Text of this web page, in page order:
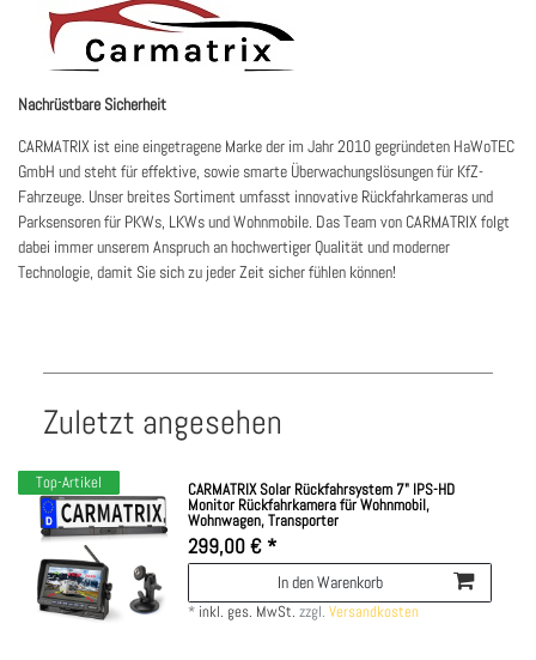
Nachrüstbare Sicherheit
CARMATRIX ist eine eingetragene Marke der im Jahr 2010 gegründeten HaWoTEC
GmbH und steht für effektive, sowie smarte Überwachungslösungen für KfZ-
Fahrzeuge. Unser breites Sortiment umfasst innovative Rückfahrkameras und
Parksensoren für PKWs, LKWs und Wohnmobile. Das Team von CARMATRIX folgt
dabei immer unserem Anspruch an hochwertiger Qualität und moderner
Technologie, damit Sie sich zu jeder Zeit sicher fühlen können!
Zuletzt angesehen
Top-Artikel
CARMATRIX Solar Rückfahrsystem 7" IPS-HD
Monitor Rückfahrkamera für Wohnmobil,
Wohnwagen, Transporter
299,00 € *
In den Warenkorb
* inkl. ges. MwSt. zzgl.Versandkosten